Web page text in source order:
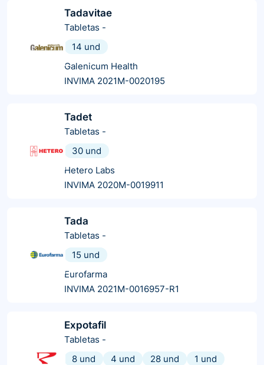
Tadavitae
Tabletas -
14 und
Galenicum Health
INVIMA 2021M-0020195
Tadet
Tabletas -
30 und
Hetero Labs
INVIMA 2020M-0019911
Tada
Tabletas -
15 und
Eurofarma
INVIMA 2021M-0016957-R1
Expotafil
Tabletas -
8 und
4 und 28 und 1 und